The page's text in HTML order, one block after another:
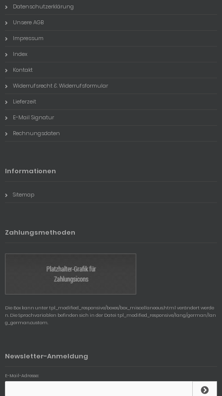
Datenschutzerklärung
Unsere AGB
Impressum
Index
Kontakt
Widerrufsrecht & Widerrufsformular
Lieferzeit
E-Mail Signatur
Rechnungsdaten
Informationen
Sitemap
Zahlungsmethoden
Die Box kann unter tpl_modified_responsive/boxes/box_miscellaneous.html verändert werde
n. Die Sprachvariablen befinden sich in der Datei tpl_modified_responsive/lang/german/lan
g_german.custom.
Newsletter-Anmeldung
E-Mail-Adresse: